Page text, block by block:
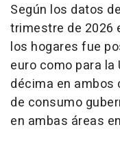
Según los datos
trimestre de 2026
los hogares fue
euro como para la
décima en
de consumo
en ambas áreas